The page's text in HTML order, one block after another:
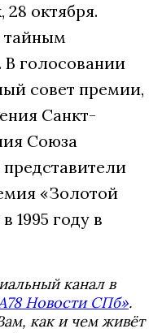
октября.
тайным
В голосовании
совет премии,
Санкт-
Союза
«Золотой
1995 году в
канал в
Новости СПб».
как и чем живёт